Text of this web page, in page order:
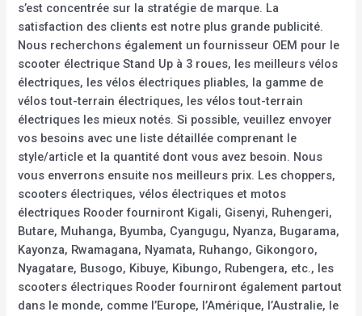
s’est concentrée sur la stratégie de marque. La
satisfaction des clients est notre plus grande publicité.
Nous recherchons également un fournisseur OEM pour le
scooter électrique Stand Up à 3 roues, les meilleurs vélos
électriques, les vélos électriques pliables, la gamme de
vélos tout-terrain électriques, les vélos tout-terrain
électriques les mieux notés. Si possible, veuillez envoyer
vos besoins avec une liste détaillée comprenant le
style/article et la quantité dont vous avez besoin. Nous
vous enverrons ensuite nos meilleurs prix. Les choppers,
scooters électriques, vélos électriques et motos
électriques Rooder fourniront Kigali, Gisenyi, Ruhengeri,
Butare, Muhanga, Byumba, Cyangugu, Nyanza, Bugarama,
Kayonza, Rwamagana, Nyamata, Ruhango, Gikongoro,
Nyagatare, Busogo, Kibuye, Kibungo, Rubengera, etc., les
scooters électriques Rooder fourniront également partout
dans le monde, comme l’Europe, l’Amérique, l’Australie, le